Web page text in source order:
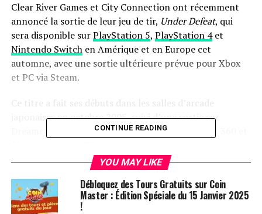
Clear River Games et City Connection ont récemment
annoncé la sortie de leur jeu de tir, Under Defeat, qui
sera disponible surPlayStation 5, PlayStation 4et
Nintendo Switchen Amérique et en Europe cet
automne, avec une sortie ultérieure prévue pour Xbox
et PC via Steam.
Ce titre a fait ses débuts dans les salles d’arcade
japonaises en octobre 2005, suivi d’une sortie sur
Dreamcast au Japon en mars 2006, puis sur Xbox 360 et
Un Conflit Épique dans un
Univers Alternatif
CONTINUE READING
YOU MAY LIKE
Débloquez des Tours Gratuits sur Coin
Master : Édition Spéciale du 15 Janvier 2025
!